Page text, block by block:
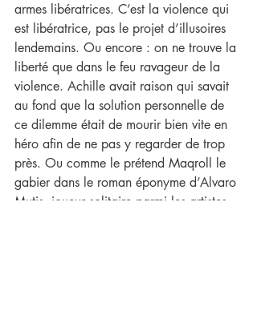
armes libératrices. C’est la violence qui
est libératrice, pas le projet d’illusoires
lendemains. Ou encore : on ne trouve la
liberté que dans le feu ravageur de la
violence. Achille avait raison qui savait
au fond que la solution personnelle de
ce dilemme était de mourir bien vite en
héro afin de ne pas y regarder de trop
près. Ou comme le prétend Maqroll le
gabier dans le roman éponyme d’Alvaro
Mutis, joueur solitaire parmi les artistes